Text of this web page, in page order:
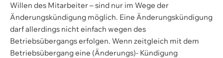
Willen des Mitarbeiter – sind nur im Wege der
Änderungskündigung möglich. Eine Änderungskündigung
darf allerdings nicht einfach wegen des
Betriebsübergangs erfolgen. Wenn zeitgleich mit dem
Betriebsübergang eine (Änderungs)- Kündigung